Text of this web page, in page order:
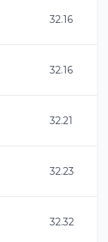
32.16
32.16
32.21
32.23
32.32